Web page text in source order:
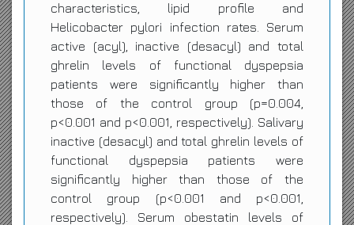
characteristics, lipid profile and
Helicobacter pylori infection rates. Serum
active (acyl), inactive (desacyl) and total
ghrelin levels of functional dyspepsia
patients were significantly higher than
those of the control group (p=0.004,
p<0.001 and p<0.001, respectively). Salivary
inactive (desacyl) and total ghrelin levels of
functional dyspepsia patients were
significantly higher than those of the
control group (p<0.001 and p<0.001,
respectively). Serum obestatin levels of